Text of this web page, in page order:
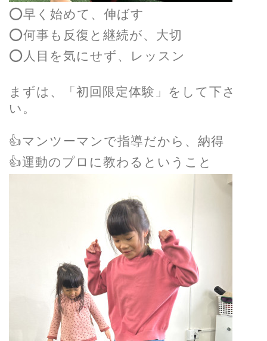
⭕️早く始めて、伸ばす
⭕️何事も反復と継続が、大切
⭕️人目を気にせず、レッスン
まずは、「初回限定体験」をして下さ
い。
👍マンツーマンで指導だから、納得
👍運動のプロに教わるということ